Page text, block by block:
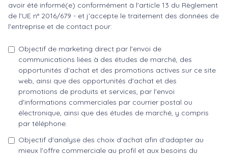
avoir été informé(e) conformément à l'article 13 du Règlement
de l'UE n° 2016/679 - et j'accepte le traitement des données de
l'entreprise et de contact pour:
Objectif de marketing direct par l'envoi de
communications liées à des études de marché, des
opportunités d'achat et des promotions actives sur ce site
web, ainsi que des opportunités d'achat et des
promotions de produits et services, par l'envoi
d'informations commerciales par courrier postal ou
électronique, ainsi que des études de marché, y compris
par téléphone.
Objectif d'analyse des choix d'achat afin d'adapter au
mieux l'offre commerciale au profil et aux besoins du